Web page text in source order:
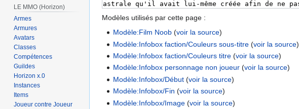
Modèles utilisés par cette page :
Modèle:Film Noob (voir la source)
Modèle:Infobox faction/Couleurs sous-titre (voir la source)
Modèle:Infobox faction/Couleurs titre (voir la source)
Modèle:Infobox personnage non joueur (voir la source)
Modèle:Infobox/Début (voir la source)
Modèle:Infobox/Fin (voir la source)
Modèle:Infobox/Image (voir la source)
LE MMO (Horizon)
Armes
Armures
Avatars
Classes
Compétences
Guildes
Horizon x.0
Instances
Items
Joueur contre Joueur